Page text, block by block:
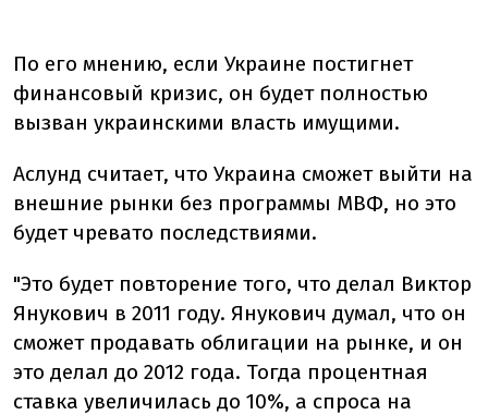
По его мнению, если Украинe постигнет
финансовый кризис, он будет полностью
вызван украинскими власть имущими.
Аслунд считает, что Украина сможет выйти на
внешние рынки без программы МВФ, но это
будет чревато последствиями.
"Это будет повторение того, что делал Виктор
Янукович в 2011 году. Янукович думал, что он
сможет продавать облигации на рынке, и он
это делал до 2012 года. Тогда процентная
ставка увеличилась до 10%, а спроса на